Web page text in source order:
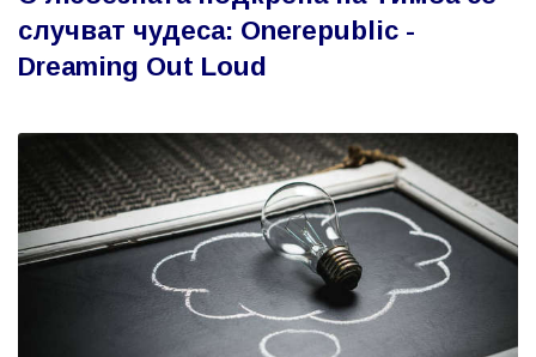
случват чудеса: Onerepublic -
Dreaming Out Loud